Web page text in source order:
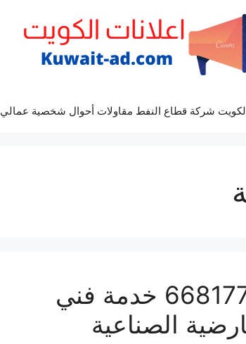
شركة قطاع النفط مقاولات أحوال شخصية عمالي
سباك العارضية الصناعية 66817766 خدمة فني
الصناعية